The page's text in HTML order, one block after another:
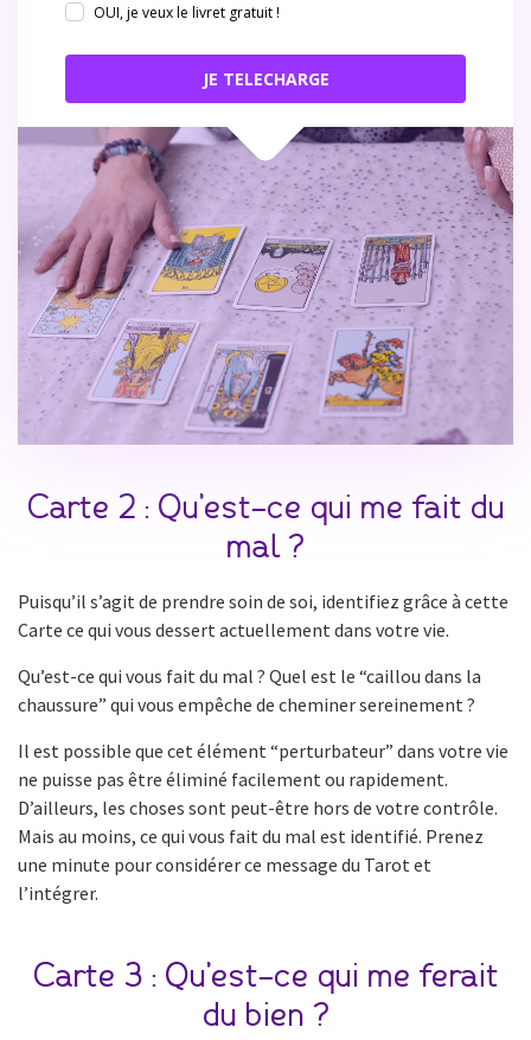
OUI, je veux le livret gratuit !
JE TELECHARGE
Carte 2 : Qu’est-ce qui me fait du
mal ?
Puisqu’il s’agit de prendre soin de soi, identifiez grâce à cette
Carte ce qui vous dessert actuellement dans votre vie.
Qu’est-ce qui vous fait du mal ? Quel est le “caillou dans la
chaussure” qui vous empêche de cheminer sereinement ?
Il est possible que cet élément “perturbateur” dans votre vie
ne puisse pas être éliminé facilement ou rapidement.
D’ailleurs, les choses sont peut-être hors de votre contrôle.
Mais au moins, ce qui vous fait du mal est identifié. Prenez
une minute pour considérer ce message du Tarot et
l’intégrer.
Carte 3 : Qu’est-ce qui me ferait
du bien ?